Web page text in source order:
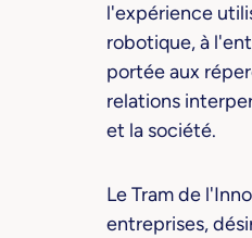
l'expérience
robotique, à
portée aux
relations
et la société.
Le Tram de
entreprises,